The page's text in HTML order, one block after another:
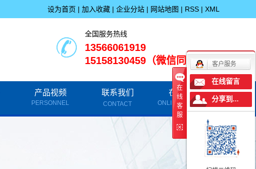
设为首页 | 加入收藏 | 企业分站 | 网站地图 | RSS | XML
全国服务热线
13566061919
15158130459（微信同步）
产品视频
PERSONNEL
联系我们
CONTACT
在线留言
ONLINE MESSAGE
在
线
客
服
客户服务
在线留言
分享到...